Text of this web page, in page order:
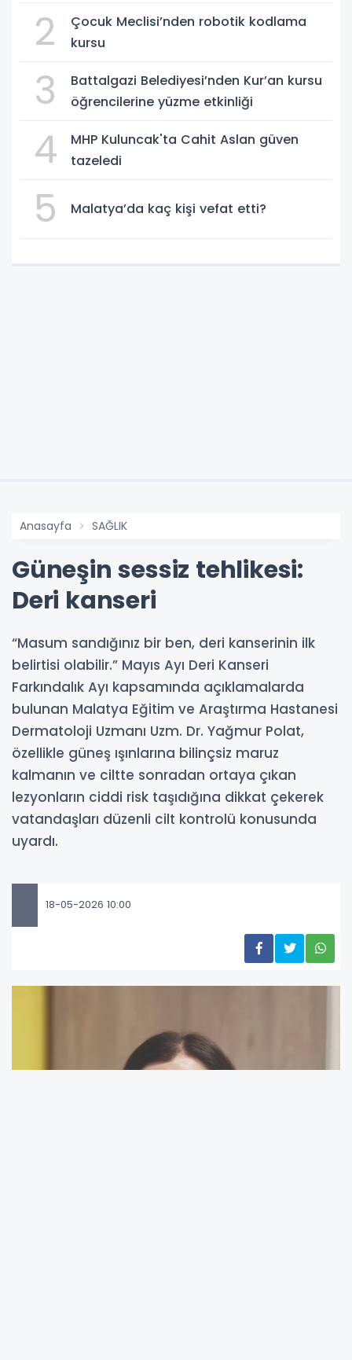
2
Çocuk Meclisi’nden robotik kodlama
kursu
3
Battalgazi Belediyesi’nden Kur’an kursu
öğrencilerine yüzme etkinliği
4
MHP Kuluncak'ta Cahit Aslan güven
tazeledi
5 Malatya’da kaç kişi vefat etti?
Anasayfa SAĞLIK
Güneşin sessiz tehlikesi:
Deri kanseri
“Masum sandığınız bir ben, deri kanserinin ilk
belirtisi olabilir.” Mayıs Ayı Deri Kanseri
Farkındalık Ayı kapsamında açıklamalarda
bulunan Malatya Eğitim ve Araştırma Hastanesi
Dermatoloji Uzmanı Uzm. Dr. Yağmur Polat,
özellikle güneş ışınlarına bilinçsiz maruz
kalmanın ve ciltte sonradan ortaya çıkan
lezyonların ciddi risk taşıdığına dikkat çekerek
vatandaşları düzenli cilt kontrolü konusunda
uyardı.
18-05-2026 10:00